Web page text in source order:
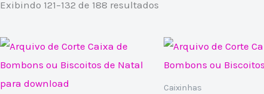
Exibindo 121–132 de 188 resultados
Caixinhas